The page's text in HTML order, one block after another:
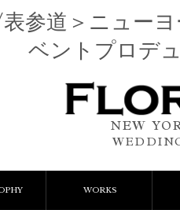
参道＞ニュー
ベントプロデ
NEW
WORKS